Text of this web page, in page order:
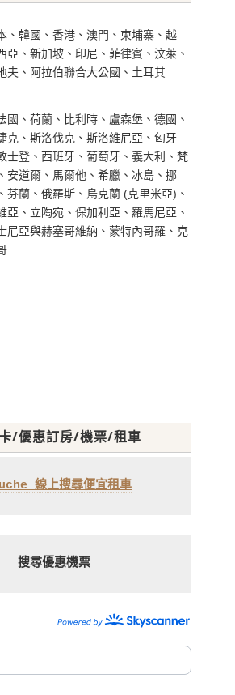
、韓國、香港、澳門、柬埔寨、越
亞、新加坡、印尼、菲律賓、汶萊、
夫、阿拉伯聯合大公國、土耳其
國、荷蘭、比利時、盧森堡、德國、
克、斯洛伐克、斯洛維尼亞、匈牙
士登、西班牙、葡萄牙、義大利、梵
安道爾、馬爾他、希臘、冰島、挪
芬蘭、俄羅斯、烏克蘭 (克里米亞)、
亞、立陶宛、保加利亞、羅馬尼亞、
尼亞與赫塞哥維納、蒙特內哥羅、克
/優惠訂房/機票/租車
線上搜尋便宜租車
搜尋優惠機票